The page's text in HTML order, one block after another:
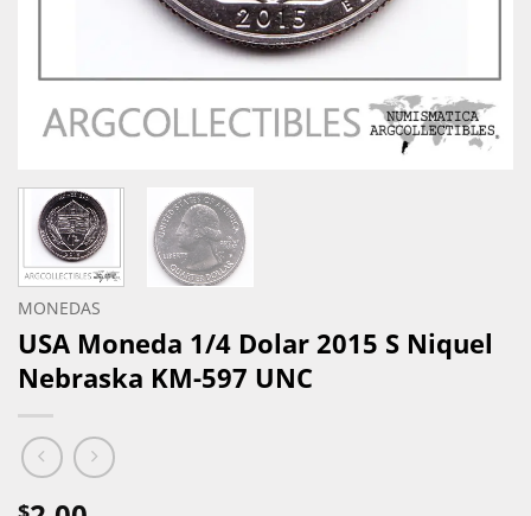
MONEDAS
USA Moneda 1/4 Dolar 2015 S Niquel
Nebraska KM-597 UNC